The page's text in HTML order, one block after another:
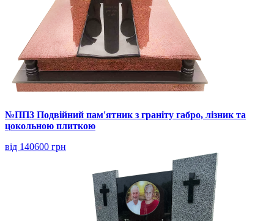
№ПП3 Подвійний пам'ятник з граніту габро, лізник та
цокольною плиткою
від 140600 грн